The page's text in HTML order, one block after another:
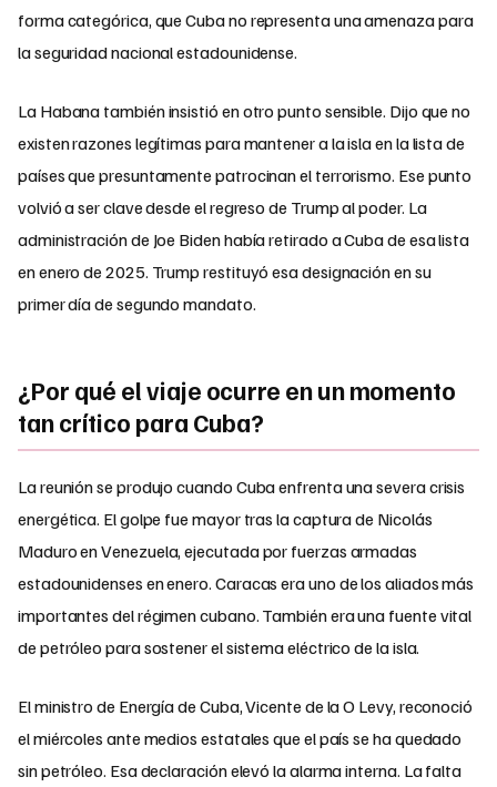
forma categórica, que Cuba no representa una amenaza para
la seguridad nacional estadounidense.
La Habana también insistió en otro punto sensible. Dijo que no
existen razones legítimas para mantener a la isla en la lista de
países que presuntamente patrocinan el terrorismo. Ese punto
volvió a ser clave desde el regreso de Trump al poder. La
administración de Joe Biden había retirado a Cuba de esa lista
en enero de 2025. Trump restituyó esa designación en su
primer día de segundo mandato.
¿Por qué el viaje ocurre en un momento
tan crítico para Cuba?
La reunión se produjo cuando Cuba enfrenta una severa crisis
energética. El golpe fue mayor tras la captura de Nicolás
Maduro en Venezuela, ejecutada por fuerzas armadas
estadounidenses en enero. Caracas era uno de los aliados más
importantes del régimen cubano. También era una fuente vital
de petróleo para sostener el sistema eléctrico de la isla.
El ministro de Energía de Cuba, Vicente de la O Levy, reconoció
el miércoles ante medios estatales que el país se ha quedado
sin petróleo. Esa declaración elevó la alarma interna. La falta